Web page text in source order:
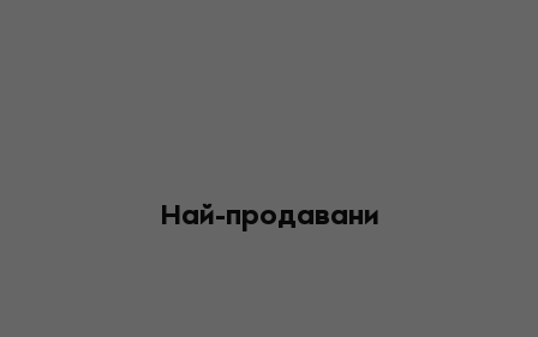
Най-продавани